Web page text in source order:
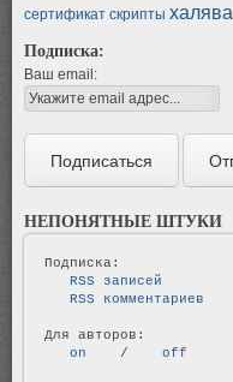
сертификат скрипты халява
Подписка:
Ваш email:
НЕПОНЯТНЫЕ ШТУКИ
   RSS записей
   RSS комментариев
   on
/
   off